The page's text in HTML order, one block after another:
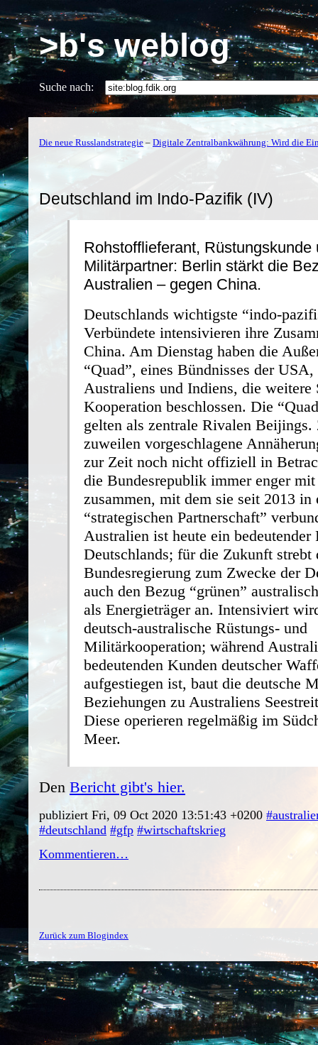
>b's weblog
Suche nach:
Die neue Russlandstrategie– Digitale Zentralbankwährung: Wird die
Deutschland im Indo-Pazifik (IV)
Rohstofflieferant, Rüstungskunde
Militärpartner: Berlin stärkt die
Australien – gegen China.
Deutschlands wichtigste “indo-
Verbündete intensivieren ihre
China. Am Dienstag haben die
“Quad”, eines Bündnisses der USA,
Australiens und Indiens, die weitere
Kooperation beschlossen. Die
gelten als zentrale Rivalen
zuweilen vorgeschlagene
zur Zeit noch nicht offiziell in
die Bundesrepublik immer enger
zusammen, mit dem sie seit 2013 in
“strategischen Partnerschaft”
Australien ist heute ein
Deutschlands; für die Zukunft strebt
Bundesregierung zum Zwecke der
auch den Bezug “grünen”
als Energieträger an. Intensiviert
deutsch-australische Rüstungs- und
Militärkooperation; während
bedeutenden Kunden deutscher
aufgestiegen ist, baut die deutsche
Beziehungen zu Australiens
Diese operieren regelmäßig im
Meer.
Den Bericht gibt's hier.
publiziert Fri, 09 Oct 2020 13:51:43 +0200
#deutschland #gfp #wirtschaftskrieg
Kommentieren…
Zurück zum Blogindex